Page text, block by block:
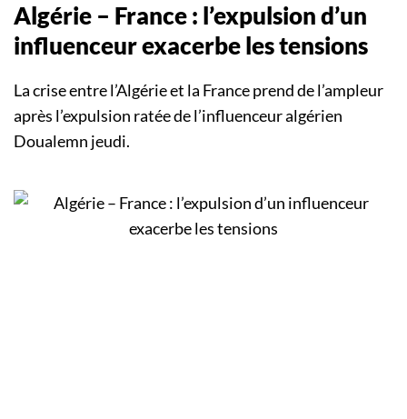
Algérie – France : l’expulsion d’un
influenceur exacerbe les tensions
La crise entre l’Algérie et la France prend de l’ampleur
après l’expulsion ratée de l’influenceur algérien
Doualemn jeudi.